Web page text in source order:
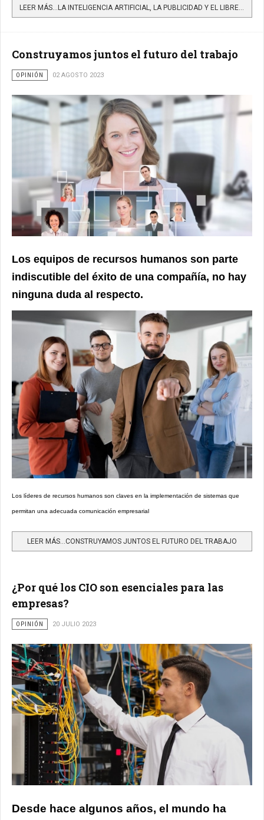
Construyamos juntos el futuro del trabajo
OPINIÓN 02 AGOSTO 2023
Los equipos de recursos humanos son parte
indiscutible del éxito de una compañía, no hay
ninguna duda al respecto.
Los líderes de recursos humanos son claves en la implementación de sistemas que
permitan una adecuada comunicación empresarial
LEER MÁS…CONSTRUYAMOS JUNTOS EL FUTURO DEL TRABAJO
¿Por qué los CIO son esenciales para las
empresas?
OPINIÓN 20 JULIO 2023
Desde hace algunos años, el mundo ha